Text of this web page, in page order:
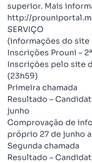
superior. Mais
http://
SERVIÇO
(informações do site
Inscrições Prouni –
Inscrições pelo site
(23h59)
Primeira chamada
Resultado –
junho
Comprovação de
próprio 27 de junho
Segunda chamada
Resultado –